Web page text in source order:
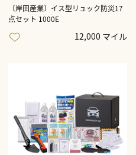
〔岸田産業〕イス型リュック防災17
点セット 1000E
12,000 マイル